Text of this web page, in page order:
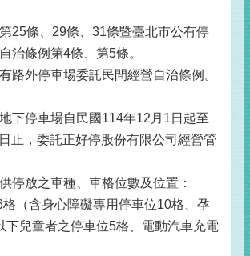
25條、29條、31條暨臺北市公有停
治條例第4條、第5條。
路外停車場委託民間經營自治條例。
下停車場自民國114年12月1日起至
止，委託正好停股份有限公司經營管
停放之車種、車格位數及位置：
格（含身心障礙專用停車位10格、孕
下兒童者之停車位5格、電動汽車充電